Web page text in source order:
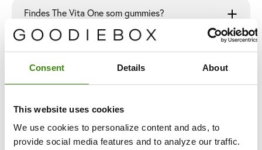
Consent Details About
This website uses cookies
We use cookies to personalize content and ads, to
provide social media features and to analyze our traffic.
Findes The Vita One som gummies?
Hvordan fungerer genopfyldningen?